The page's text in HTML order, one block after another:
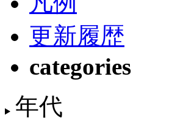
更新履歴
categories
年代